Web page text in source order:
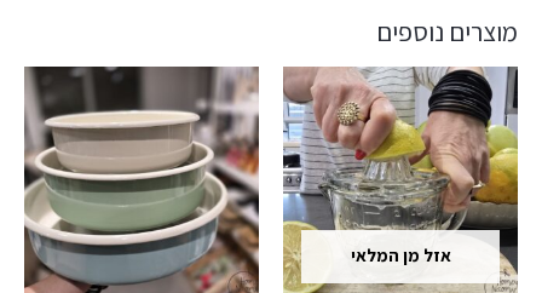
מוצרים נוספים
אזל מן המלאי